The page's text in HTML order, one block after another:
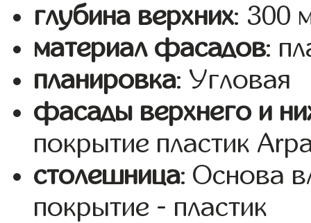
глубина верхних: 300
материал фасадов:
планировка: Угловая
фасады верхнего и
покрытие пластик
столешница: Основа
покрытие - пластик